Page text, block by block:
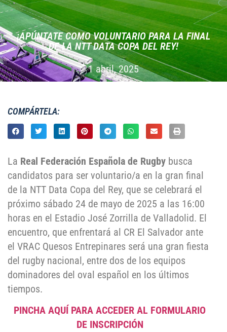
¡APÚNTATE COMO VOLUNTARIO PARA LA FINAL
DE LA NTT DATA COPA DEL REY!
1 abril, 2025
COMPÁRTELA:
La Real Federación Española de Rugby busca
candidatos para ser voluntario/a en la gran final
de la NTT Data Copa del Rey, que se celebrará el
próximo sábado 24 de mayo de 2025 a las 16:00
horas en el Estadio José Zorrilla de Valladolid. El
encuentro, que enfrentará al CR El Salvador ante
el VRAC Quesos Entrepinares será una gran fiesta
del rugby nacional, entre dos de los equipos
dominadores del oval español en los últimos
tiempos.
PINCHA AQUÍ PARA ACCEDER AL FORMULARIO
DE INSCRIPCIÓN